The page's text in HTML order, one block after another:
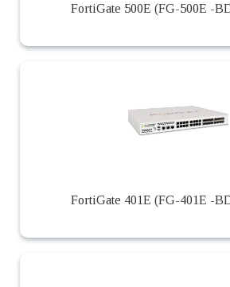
FortiGate 500E (FG-500E -
FortiGate 401E (FG-401E -